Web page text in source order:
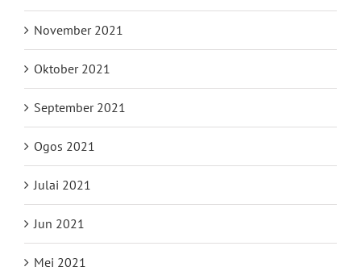
November 2021
Oktober 2021
September 2021
Ogos 2021
Julai 2021
Jun 2021
Mei 2021